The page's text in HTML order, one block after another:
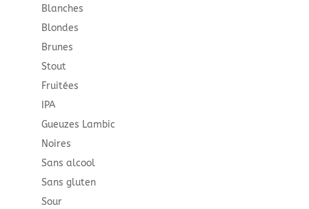
Blanches
Blondes
Brunes
Stout
Fruitées
IPA
Gueuzes Lambic
Noires
Sans alcool
Sans gluten
Sour